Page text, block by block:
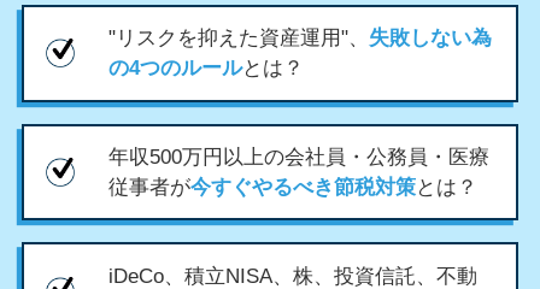
"リスクを抑えた資産運用"、 失敗しない為
の4つのルールとは？
年収500万円以上の会社員・公務員・医療
従事者が今すぐやるべき節税対策とは？
iDeCo、積立NISA、株、投資信託、不動